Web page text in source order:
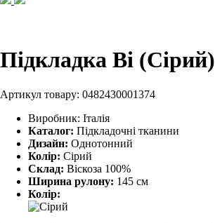
Підкладка Ві (Сірий)
Артикул товару: 0482430001374
Виробник: Італія
Каталог: Підкладочні тканини
Дизайн: Однотонний
Колір: Сірий
Склад: Віскоза 100%
Ширина рулону: 145 см
Колір: